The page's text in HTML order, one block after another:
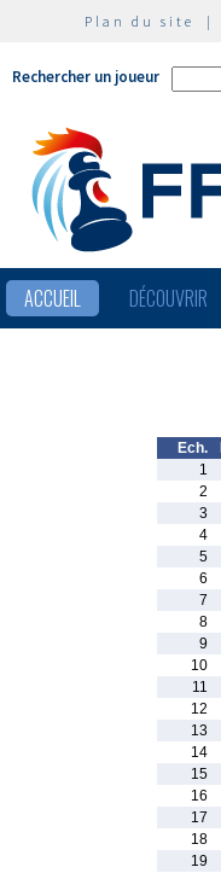
Plan du site |
Rechercher un joueur
ACCUEIL DÉCOUVRIR
Ech.
1
2
3
4
5
6
7
8
9
10
11
12
13
14
15
16
17
18
19